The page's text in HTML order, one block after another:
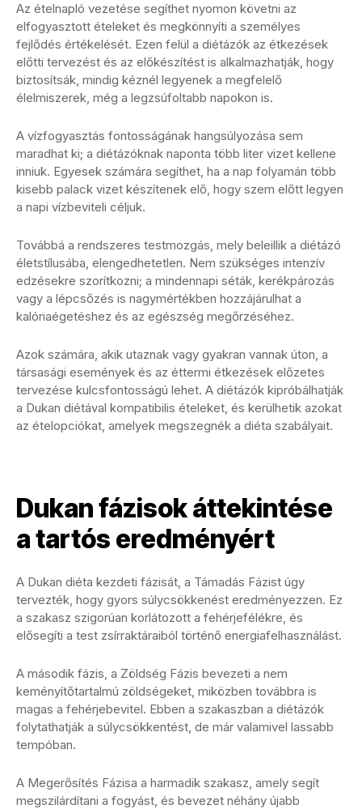
Az ételnapló vezetése segíthet nyomon követni az
elfogyasztott ételeket és megkönnyíti a személyes
fejlődés értékelését. Ezen felül a diétázók az étkezések
előtti tervezést és az előkészítést is alkalmazhatják, hogy
biztosítsák, mindig kéznél legyenek a megfelelő
élelmiszerek, még a legzsúfoltabb napokon is.
A vízfogyasztás fontosságának hangsúlyozása sem
maradhat ki; a diétázóknak naponta több liter vizet kellene
inniuk. Egyesek számára segíthet, ha a nap folyamán több
kisebb palack vizet készítenek elő, hogy szem előtt legyen
a napi vízbeviteli céljuk.
Továbbá a rendszeres testmozgás, mely beleillik a diétázó
életstílusába, elengedhetetlen. Nem szükséges intenzív
edzésekre szorítkozni; a mindennapi séták, kerékpározás
vagy a lépcsőzés is nagymértékben hozzájárulhat a
kalóriaégetéshez és az egészség megőrzéséhez.
Azok számára, akik utaznak vagy gyakran vannak úton, a
társasági események és az éttermi étkezések előzetes
tervezése kulcsfontosságú lehet. A diétázók kipróbálhatják
a Dukan diétával kompatibilis ételeket, és kerülhetik azokat
az ételopciókat, amelyek megszegnék a diéta szabályait.
Dukan fázisok áttekintése
a tartós eredményért
A Dukan diéta kezdeti fázisát, a Támadás Fázist úgy
tervezték, hogy gyors súlycsökkenést eredményezzen. Ez
a szakasz szigorúan korlátozott a fehérjefélékre, és
elősegíti a test zsírraktáraiból történő energiafelhasználást.
A második fázis, a Zöldség Fázis bevezeti a nem
keményítőtartalmú zöldségeket, miközben továbbra is
magas a fehérjebevitel. Ebben a szakaszban a diétázók
folytathatják a súlycsökkentést, de már valamivel lassabb
tempóban.
A Megerősítés Fázisa a harmadik szakasz, amely segít
megszilárdítani a fogyást, és bevezet néhány újabb